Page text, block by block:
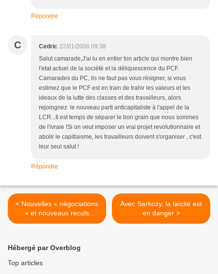
Répondre
C Cedric 22/01/2008 09:38
Salut camarade,J'ai lu en entier ton article qui montre bien
l'etat actuel de la société et la déliquescence du PCF.
Camarades du PC, ils ne faut pas vous résigner, si vous
estimez que le PCF est en train de trahir les valeurs et les
ideaux de la lutte des classes et des travailleurs, alors
rejoingnez le nouveau parti anticapitaliste à l'appel de la
LCR...Il est temps de séparer le bon grain que nous sommes
de l'ivraie !Si on veut imposer un vrai projet revolutionnaire et
abolir le capitlaisme, les travailleurs doivent s'organiser , c'est
leur seul salut !
Répondre
< Nouvelles « négociations
» et nouveaux reculs
sociaux
Avec Sarkozy, la laïcité est
en danger >
Hébergé par Overblog
Top articles